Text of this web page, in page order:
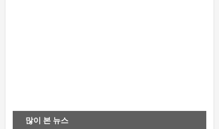
많이 본 뉴스